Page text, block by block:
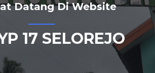
Datang Di Website
17 SELOREJO